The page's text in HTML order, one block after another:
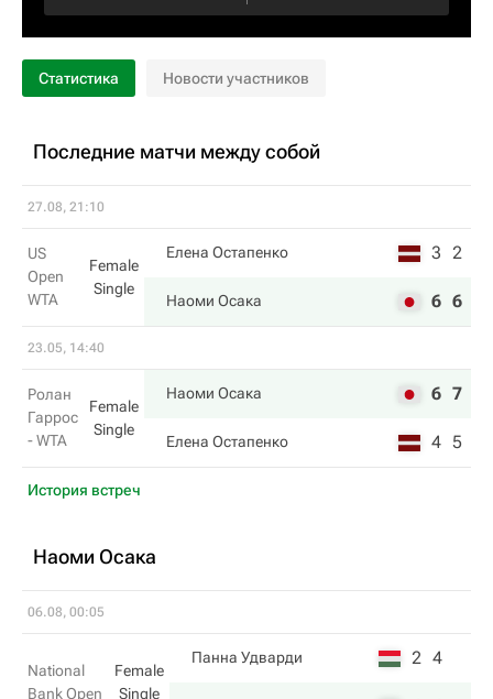
Статистика Новости участников
Последние матчи между собой
27.08, 21:10
US
Open
WTA
Female
Single
Елена Остапенко 3 2
Наоми Осака 6 6
23.05, 14:40
Ролан
Гаррос
- WTA
Female
Single
Наоми Осака 6 7
Елена Остапенко 4 5
История встреч
Наоми Осака
06.08, 00:05
National
Bank Open
Female
Single
Панна Удварди 2 4